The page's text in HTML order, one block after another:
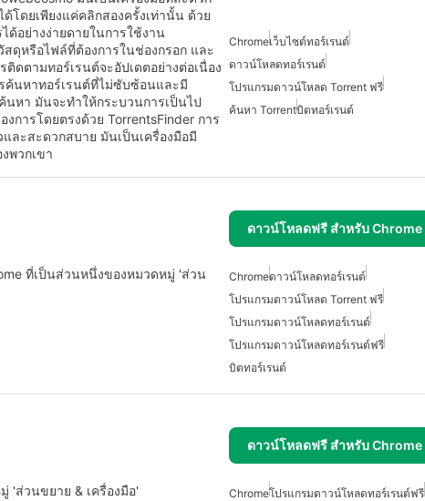
โดยเพียงแค่คลิกสองครั้งเท่านั้น ด้วย
อย่างง่ายดายในการใช้งาน
ดุหรือไฟล์ที่ต้องการในช่องกรอก และ
ดตามทอร์เรนต์จะอัปเดตอย่างต่อเนื่อง
ค้นหาทอร์เรนต์ที่ไม่ซับซ้อนและมี
นหา มันจะทำให้กระบวนการเป็นไป
การโดยตรงด้วย TorrentsFinder การ
ละสะดวกสบาย มันเป็นเครื่องมือมี
พวกเขา
Chromeเว็บไซต์ทอร์เรนต์
ดาวน์โหลดทอร์เรนต์
โปรแกรมดาวน์โหลด Torrent ฟรี
ค้นหา Torrentบิตทอร์เรนต์
ดาวน์โหลดฟรี สำหรับ Chrome
ที่เป็นส่วนหนึ่งของหมวดหมู่ 'ส่วน
Chromeดาวน์โหลดทอร์เรนต์
โปรแกรมดาวน์โหลด Torrent ฟรี
โปรแกรมดาวน์โหลดทอร์เรนต์
โปรแกรมดาวน์โหลดทอร์เรนต์ฟรี
บิตทอร์เรนต์
ดาวน์โหลดฟรี สำหรับ Chrome
'ส่วนขยาย & เครื่องมือ' Chromeโปรแกรมดาวน์โหลดทอร์เรนต์ฟรี